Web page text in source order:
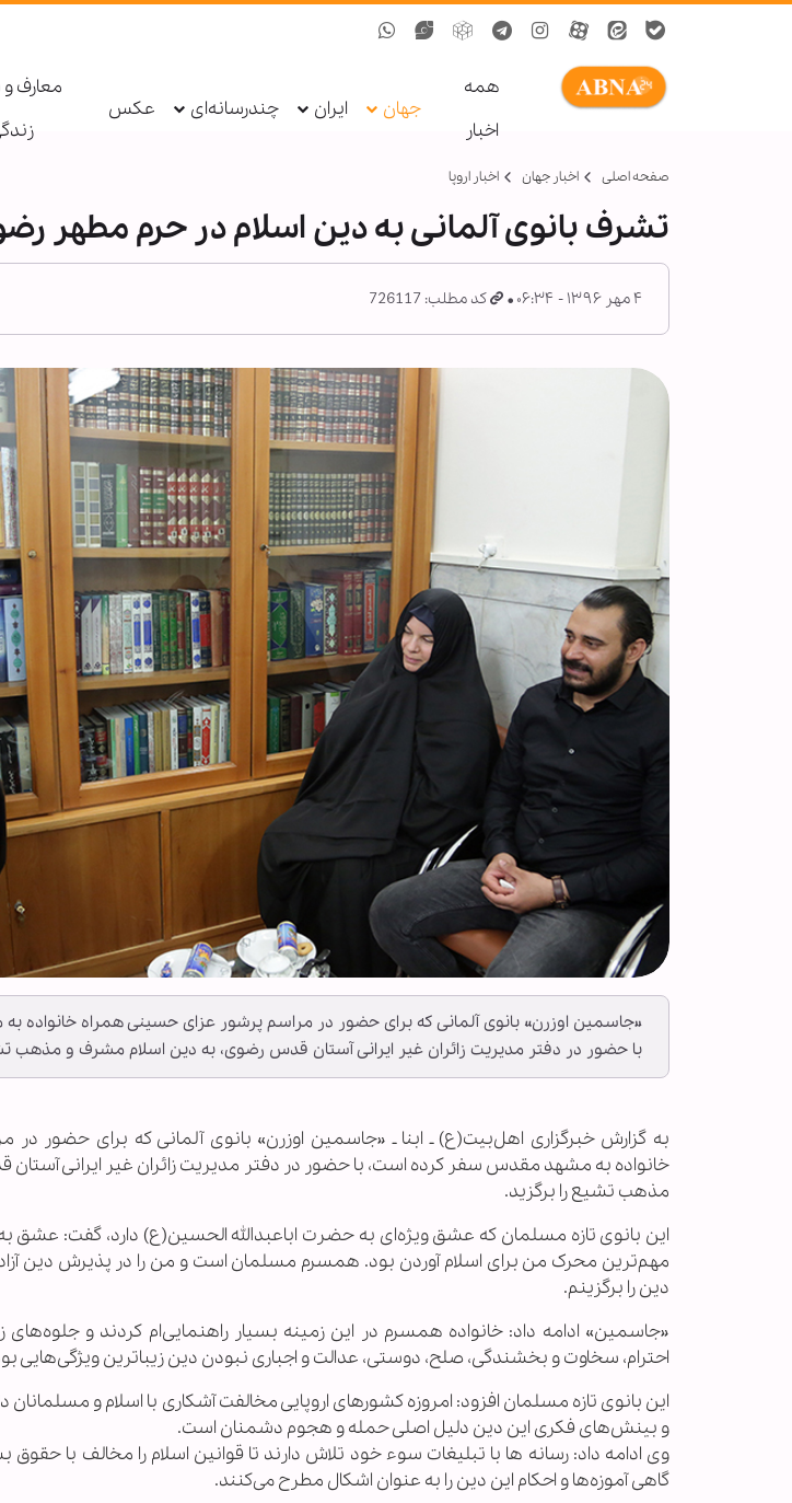
همه
اخبار
جهان ایران چندرسانه‌ای عکس
معارف
صفحه اصلی اخبار جهان اخبار اروپا
تشرف بانوی آلمانی به دین اسلام در حرم مطهر
۴ مهر ۱۳۹۶ - ۰۶:۳۴ کد مطلب: 726117
«جاسمین اوزرن» بانوی آلمانی که برای حضور در مراسم پرشور عزای حسینی همراه
با حضور در دفتر مدیریت زائران غیر ایرانی آستان قدس رضوی، به دین اسلام مشرف و مذهب
به گزارش خبرگزاری اهل‌بیت(ع) ـ ابنا ـ «جاسمین اوزرن» بانوی آلمانی که برای حضور
خانواده به مشهد مقدس سفر کرده است، با حضور در دفتر مدیریت زائران غیر ایرانی
مذهب تشیع را برگزید.
این بانوی تازه مسلمان که عشق ویژه‌ای به حضرت اباعبدالله الحسین(ع) دارد، گفت:
مهم‌ترین محرک من برای اسلام آوردن بود. همسرم مسلمان است و من را در پذیرش دین
دین را برگزینم.
«جاسمین» ادامه داد: خانواده همسرم در این زمینه بسیار راهنمایی‌ام کردند و جلوه‌های
احترام، سخاوت و بخشندگی، صلح، دوستی، عدالت و اجباری نبودن دین زیباترین ویژگی‌هایی
این بانوی تازه مسلمان افزود: امروزه کشورهای اروپایی مخالفت آشکاری با اسلام و
و بینش‌های فكرى اين دین دلیل اصلی حمله و هجوم دشمنان است.
وی ادامه داد: رسانه ها با تبلیغات سوء خود تلاش دارند تا قوانين اسلام را مخالف با
گاهى آموزه‌ها و احکام این دین را به عنوان اشکال مطرح می‌کنند.